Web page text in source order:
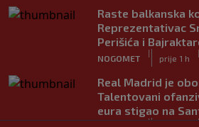
Raste balkanska
Reprezentativac
Perišića i
NOGOMET
|
prije 1 h
|
Real Madrid je
Talentovani
eura stigao na
|